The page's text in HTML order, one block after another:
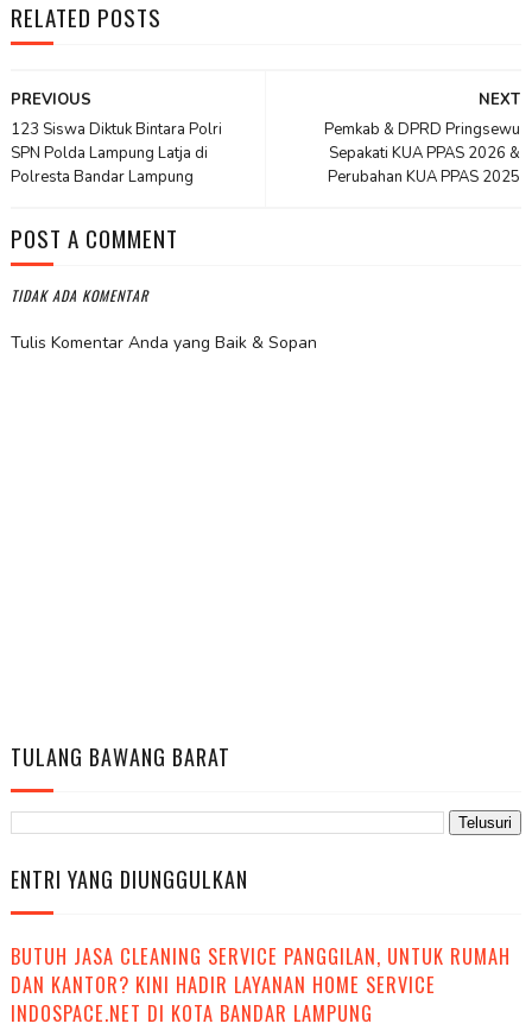
RELATED POSTS
NEXT
Pemkab & DPRD Pringsewu
Sepakati KUA PPAS 2026 &
Perubahan KUA PPAS 2025
PREVIOUS
123 Siswa Diktuk Bintara Polri
SPN Polda Lampung Latja di
Polresta Bandar Lampung
POST A COMMENT
TIDAK ADA KOMENTAR
Tulis Komentar Anda yang Baik & Sopan
TULANG BAWANG BARAT
ENTRI YANG DIUNGGULKAN
BUTUH JASA CLEANING SERVICE PANGGILAN, UNTUK RUMAH
DAN KANTOR? KINI HADIR LAYANAN HOME SERVICE
INDOSPACE.NET DI KOTA BANDAR LAMPUNG